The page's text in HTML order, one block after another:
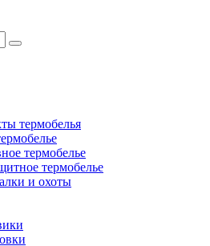
термобелья
термобелье
термобелье
и охоты